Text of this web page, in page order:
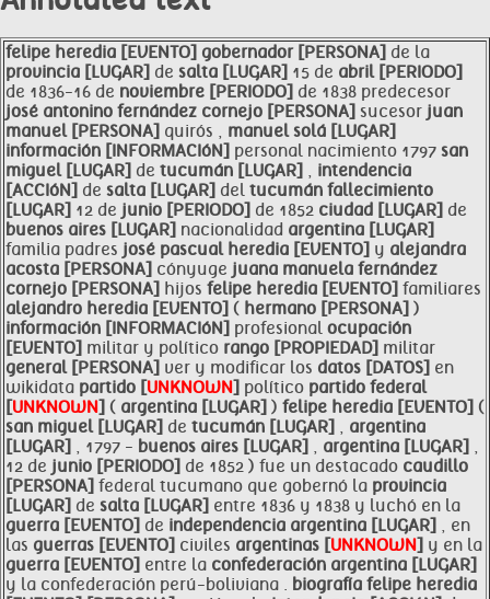
felipe heredia [EVENTO] gobernador [PERSONA] de la
provincia [LUGAR] de salta [LUGAR] 15 de abril [PERIODO]
de 1836-16 de noviembre [PERIODO] de 1838 predecesor
josé antonino fernández cornejo [PERSONA] sucesor juan
manuel [PERSONA] quirós , manuel solá [LUGAR]
información [INFORMACIóN] personal nacimiento 1797 san
miguel [LUGAR] de tucumán [LUGAR] , intendencia
[ACCIóN] de salta [LUGAR] del tucumán fallecimiento
[LUGAR] 12 de junio [PERIODO] de 1852 ciudad [LUGAR] de
buenos aires [LUGAR] nacionalidad argentina [LUGAR]
familia padres josé pascual heredia [EVENTO] y alejandra
acosta [PERSONA] cónyuge juana manuela fernández
cornejo [PERSONA] hijos felipe heredia [EVENTO] familiares
alejandro heredia [EVENTO] ( hermano [PERSONA] )
información [INFORMACIóN] profesional ocupación
[EVENTO] militar y político rango [PROPIEDAD] militar
general [PERSONA] ver y modificar los datos [DATOS] en
wikidata partido [UNKNOWN] político partido federal
[UNKNOWN] ( argentina [LUGAR] ) felipe heredia [EVENTO] (
san miguel [LUGAR] de tucumán [LUGAR] , argentina
[LUGAR] , 1797 - buenos aires [LUGAR] , argentina [LUGAR] ,
12 de junio [PERIODO] de 1852 ) fue un destacado caudillo
[PERSONA] federal tucumano que gobernó la provincia
[LUGAR] de salta [LUGAR] entre 1836 y 1838 y luchó en la
guerra [EVENTO] de independencia argentina [LUGAR] , en
las guerras [EVENTO] civiles argentinas [UNKNOWN] y en la
guerra [EVENTO] entre la confederación argentina [LUGAR]
y la confederación perú-boliviana . biografía felipe heredia